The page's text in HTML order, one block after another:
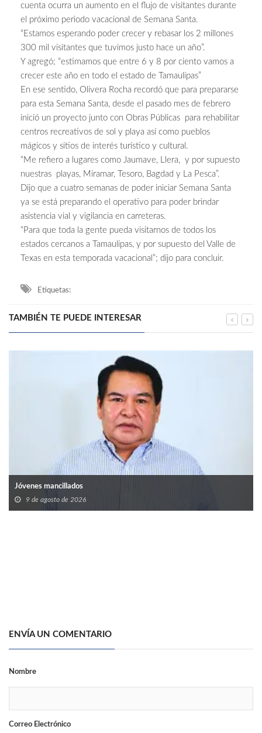
cuenta ocurra un aumento en el flujo de visitantes durante
el próximo periodo vacacional de Semana Santa.
“Estamos esperando poder crecer y rebasar los 2 millones
300 mil visitantes que tuvimos justo hace un año”.
Y agregó; “estimamos que entre 6 y 8 por ciento vamos a
crecer este año en todo el estado de Tamaulipas”
En ese sentido, Olivera Rocha recordó que para prepararse
para esta Semana Santa, desde el pasado mes de febrero
inició un proyecto junto con Obras Públicas para rehabilitar
centros recreativos de sol y playa así como pueblos
mágicos y sitios de interés turístico y cultural.
“Me refiero a lugares como Jaumave, Llera, y por supuesto
nuestras playas, Miramar, Tesoro, Bagdad y La Pesca”.
Dijo que a cuatro semanas de poder iniciar Semana Santa
ya se está preparando el operativo para poder brindar
asistencia vial y vigilancia en carreteras.
“Para que toda la gente pueda visitarnos de todos los
estados cercanos a Tamaulipas, y por supuesto del Valle de
Texas en esta temporada vacacional”; dijo para concluir.
Etiquetas:
TAMBIÉN TE PUEDE INTERESAR
Jóvenes mancillados
9 de agosto de 2026
ENVÍA UN COMENTARIO
Nombre
Correo Electrónico